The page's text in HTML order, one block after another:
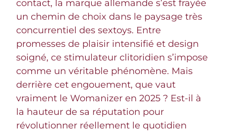
contact, la marque allemande s’est frayée
un chemin de choix dans le paysage très
concurrentiel des sextoys. Entre
promesses de plaisir intensifié et design
soigné, ce stimulateur clitoridien s’impose
comme un véritable phénomène. Mais
derrière cet engouement, que vaut
vraiment le Womanizer en 2025 ? Est-il à
la hauteur de sa réputation pour
révolutionner réellement le quotidien